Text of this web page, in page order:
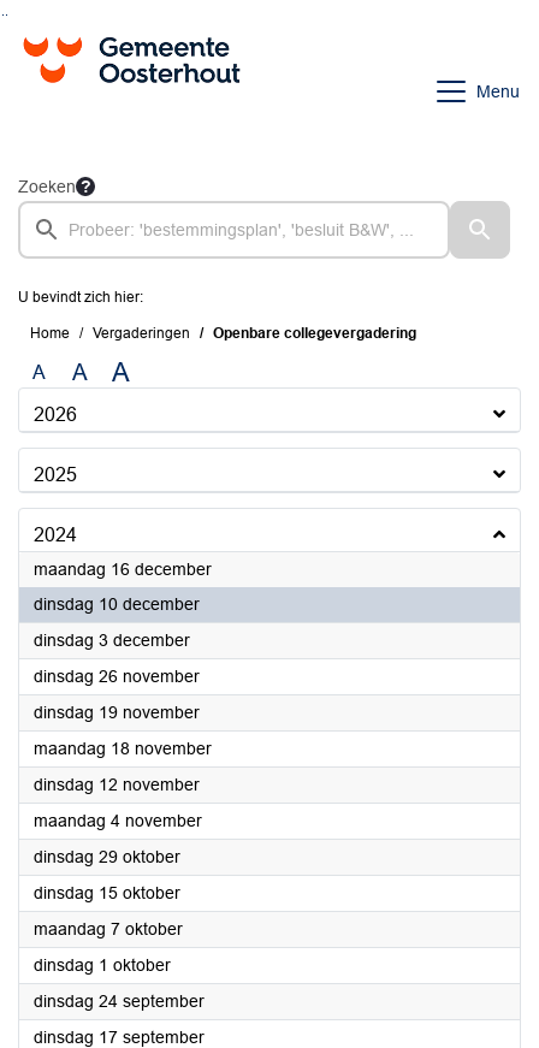
Menu
Zoeken
U bevindt zich hier:
Home Vergaderingen Openbare collegevergadering
A A A
2026
2025
2024
maandag 16 december2024
dinsdag 10 december2024
dinsdag 3 december2024
dinsdag 26 november2024
dinsdag 19 november2024
maandag 18 november2024
dinsdag 12 november2024
maandag 4 november2024
dinsdag 29 oktober2024
dinsdag 15 oktober2024
maandag 7 oktober2024
dinsdag 1 oktober2024
dinsdag 24 september2024
dinsdag 17 september2024